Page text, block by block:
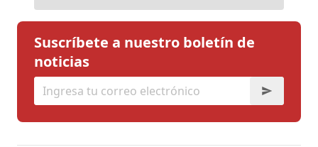
Suscríbete a nuestro boletín de
noticias